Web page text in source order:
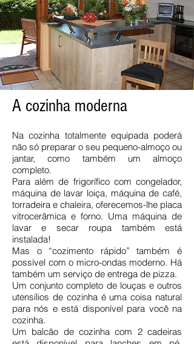
A cozinha moderna
Na cozinha totalmente equipada poderá
não só preparar o seu pequeno-almoço ou
jantar, como também um almoço
completo.
Para além de frigorífico com congelador,
máquina de lavar loiça, máquina de café,
torradeira e chaleira, oferecemos-lhe placa
vitrocerâmica e forno. Uma máquina de
lavar e secar roupa também está
instalada!
Mas o “cozimento rápido” também é
possível com o micro-ondas moderno. Há
também um serviço de entrega de pizza.
Um conjunto completo de louças e outros
utensílios de cozinha é uma coisa natural
para nós e está disponível para você na
cozinha.
Um balcão de cozinha com 2 cadeiras